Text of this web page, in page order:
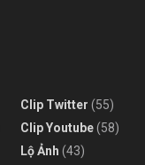
Clip Twitter (55)
Clip Youtube(58)
Lộ Ảnh (43)